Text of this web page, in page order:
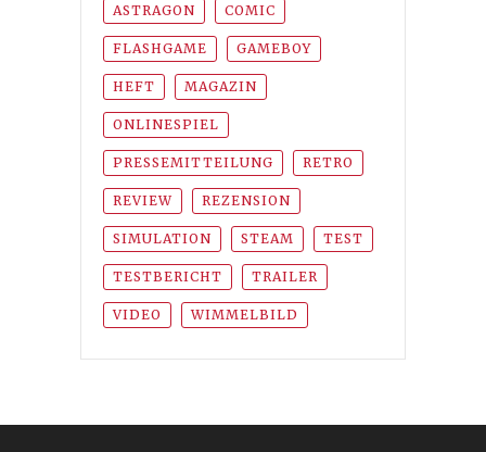
ASTRAGON COMIC
FLASHGAME GAMEBOY
HEFT MAGAZIN
ONLINESPIEL
PRESSEMITTEILUNG RETRO
REVIEW REZENSION
SIMULATION STEAM TEST
TESTBERICHT TRAILER
VIDEO WIMMELBILD